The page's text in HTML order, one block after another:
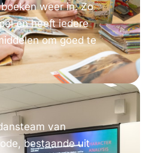
weer in. Zo
en heeft iedere
om goed te
van
bestaande uit